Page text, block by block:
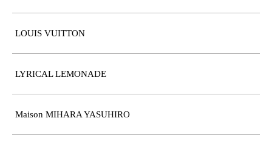
LOUIS VUITTON
LYRICAL LEMONADE
Maison MIHARA YASUHIRO